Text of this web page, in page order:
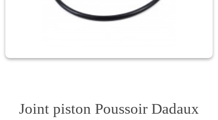
Joint piston Poussoir Dadaux